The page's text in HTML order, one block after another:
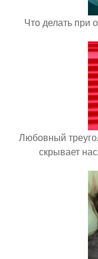
Что делать при
Любовный
скрывает